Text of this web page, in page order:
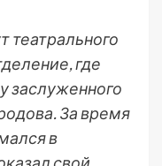
театрального
где
заслуженного
За время
в